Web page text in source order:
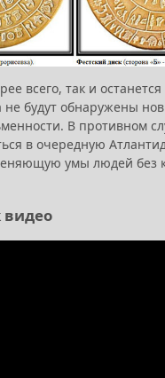
всего, так и
будут обнаружены
В противном
в очередную
умы людей без
видео